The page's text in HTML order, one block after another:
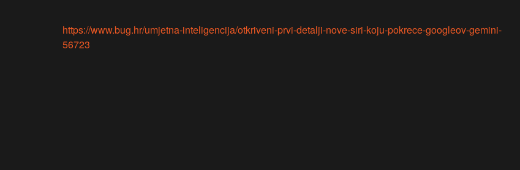
https://www.bug.hr/umjetna-inteligencija/otkriveni-prvi-detalji-nove-siri-koju-pokrece-googleov-gemini-
56723